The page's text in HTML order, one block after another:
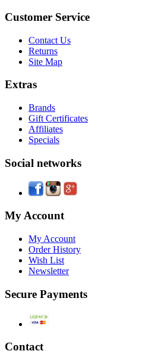
Customer Service
Contact Us
Returns
Site Map
Extras
Brands
Gift Certificates
Affiliates
Specials
Social networks
My Account
My Account
Order History
Wish List
Newsletter
Secure Payments
Contact